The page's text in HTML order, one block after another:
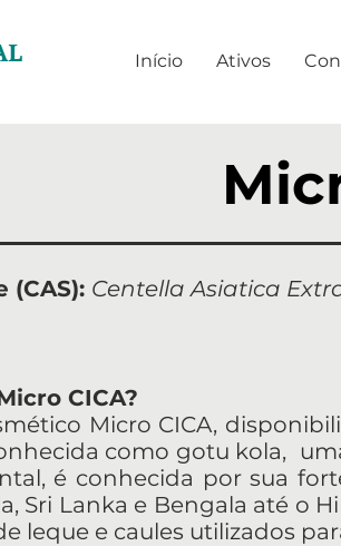
Início Ativos
(CAS): Centella Asiatica
CICA?
Micro CICA,
como gotu kola,
é conhecida por sua
Sri Lanka e Bengala até o
leque e caules utilizados